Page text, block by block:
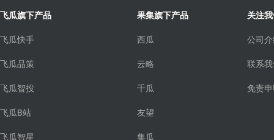
飞瓜旗下产品
飞瓜快手
飞瓜品策
飞瓜智投
飞瓜B站
飞瓜智星
果集旗下产品
西瓜
云略
千瓜
友望
集瓜
关注
公司
联系
免责